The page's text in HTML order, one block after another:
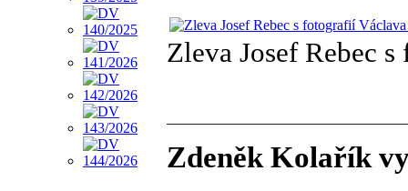
Zleva Josef Rebec
Zdeněk Kolařík